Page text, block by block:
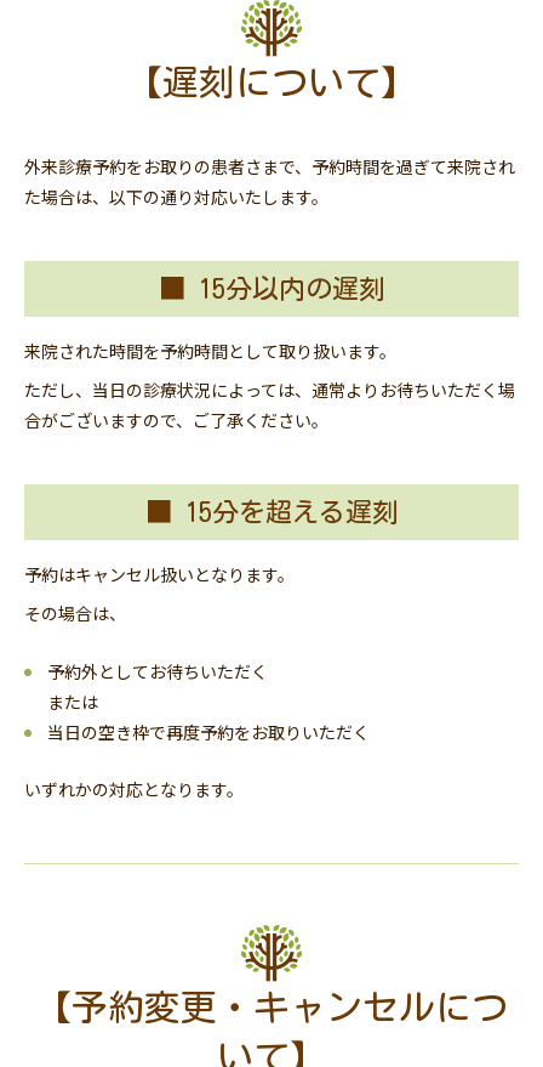
【遅刻について】
外来診療予約をお取りの患者さまで、予約時間を過ぎて来院され
た場合は、以下の通り対応いたします。
■ 15分以内の遅刻
来院された時間を予約時間として取り扱います。
ただし、当日の診療状況によっては、通常よりお待ちいただく場
合がございますので、ご了承ください。
■ 15分を超える遅刻
予約はキャンセル扱いとなります。
その場合は、
予約外としてお待ちいただく
または
当日の空き枠で再度予約をお取りいただく
いずれかの対応となります。
【予約変更・キャンセルにつ
いて】